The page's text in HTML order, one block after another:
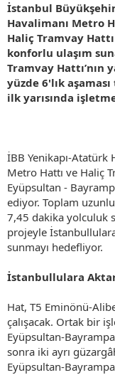
İstanbul
Havalimanı Metro
Haliç Tramvay
konforlu ulaşım
Tramvay Hattı’nın
yüzde 6'lık
ilk yarısında
İBB Yenikapı-Atatürk
Metro Hattı ve Haliç
Eyüpsultan -
ediyor. Toplam
7,45 dakika yolculuk
projeyle
sunmayı hedefliyor.
İstanbullulara
Hat, T5 Eminönü-
çalışacak. Ortak bir
Eyüpsultan-
sonra iki ayrı
Eyüpsultan-